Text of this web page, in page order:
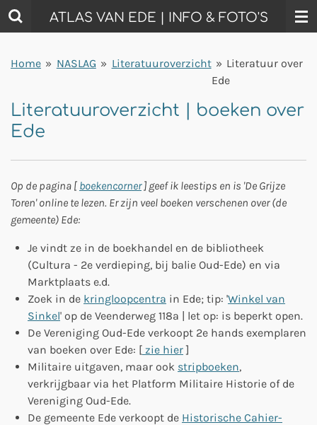
Ga
direct
de
ATLAS VAN EDE | INFO & FOTO'S
Home » NASLAG » Literatuuroverzicht » Literatuur over
Ede
Literatuuroverzicht | boeken over
Ede
Op de pagina [ boekencorner] geef ik leestips en is 'De Grijze
Toren' online te lezen. Er zijn veel boeken verschenen over (de
gemeente) Ede:
Je vindt ze in de boekhandel en de bibliotheek
(Cultura - 2e verdieping, bij balie Oud-Ede) en via
Marktplaats e.d.
Zoek in de kringloopcentra in Ede; tip: 'Winkel van
Sinkel' op de Veenderweg 118a | let op: is beperkt open.
De Vereniging Oud-Ede verkoopt 2e hands exemplaren
van boeken over Ede: [ zie hier]
Militaire uitgaven, maar ook stripboeken,
verkrijgbaar via het Platform Militaire Historie of de
Vereniging Oud-Ede.
De gemeente Ede verkoopt de Historische Cahier-